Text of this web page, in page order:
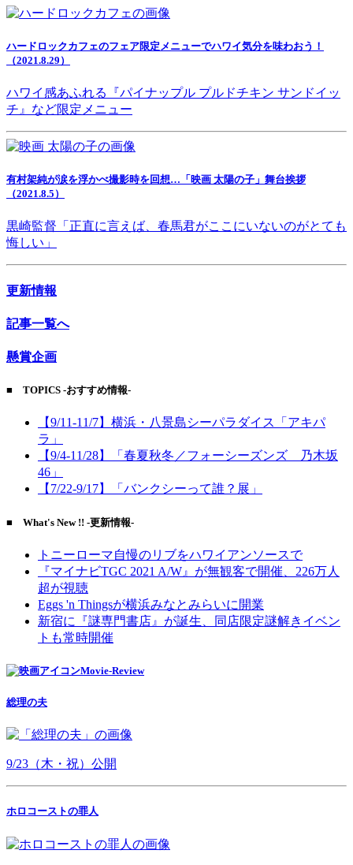
ハードロックカフェのフェア限定メニューでハワイ気分を味わおう！
（2021.8.29）
ハワイ感あふれる『パイナップル プルドチキン サンドイッ
チ』など限定メニュー
有村架純が涙を浮かべ撮影時を回想…「映画 太陽の子」舞台挨拶
（2021.8.5）
黒崎監督「正直に言えば、春馬君がここにいないのがとても
悔しい」
更新情報
記事一覧へ
懸賞企画
■ TOPICS -おすすめ情報-
【9/11-11/7】横浜・八景島シーパラダイス「アキパ
ラ」
【9/4-11/28】「春夏秋冬／フォーシーズンズ 乃木坂
46」
【7/22-9/17】「バンクシーって誰？展」
■ What's New !! -更新情報-
トニーローマ自慢のリブをハワイアンソースで
『マイナビTGC 2021 A/W』が無観客で開催、226万人
超が視聴
Eggs 'n Thingsが横浜みなとみらいに開業
新宿に『謎専門書店』が誕生、同店限定謎解きイベン
トも常時開催
Movie-Review
総理の夫
9/23（木・祝）公開
ホロコーストの罪人